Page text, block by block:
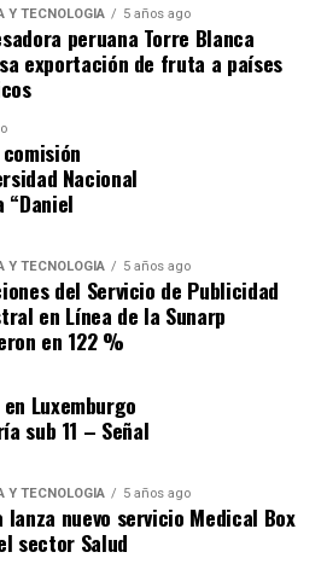
sufrida en Andahuaylas
que Alianza Lima no se les
Y TECNOLOGÍA 5 años ago
peruana Torre Blanca
exportación de fruta a países
Nacional
“Daniel
Y TECNOLOGÍA 5 años ago
del Servicio de Publicidad
en Línea de la Sunarp
en 122 %
en Luxemburgo
sub 11 – Señal
Y TECNOLOGÍA 5 años ago
lanza nuevo servicio Medical Box
sector Salud